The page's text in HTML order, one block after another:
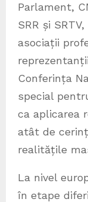
Parlament,
SRR și
asociații
Conferința
special
ca aplicarea
atât de
realitățile
La nivel
în etape